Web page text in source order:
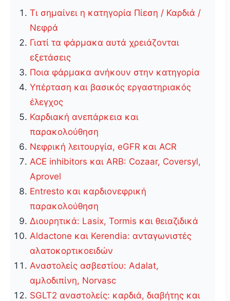
Τι σημαίνει η κατηγορία Πίεση / Καρδιά /
Νεφρά
Γιατί τα φάρμακα αυτά χρειάζονται
εξετάσεις
Ποια φάρμακα ανήκουν στην κατηγορία
Υπέρταση και βασικός εργαστηριακός
έλεγχος
Καρδιακή ανεπάρκεια και
παρακολούθηση
Νεφρική λειτουργία, eGFR και ACR
ACE inhibitors και ARB: Cozaar, Coversyl,
Aprovel
Entresto και καρδιονεφρική
παρακολούθηση
Διουρητικά: Lasix, Tormis και θειαζιδικά
Aldactone και Kerendia: ανταγωνιστές
αλατοκορτικοειδών
Αναστολείς ασβεστίου: Adalat,
αμλοδιπίνη, Norvasc
SGLT2 αναστολείς: καρδιά, διαβήτης και